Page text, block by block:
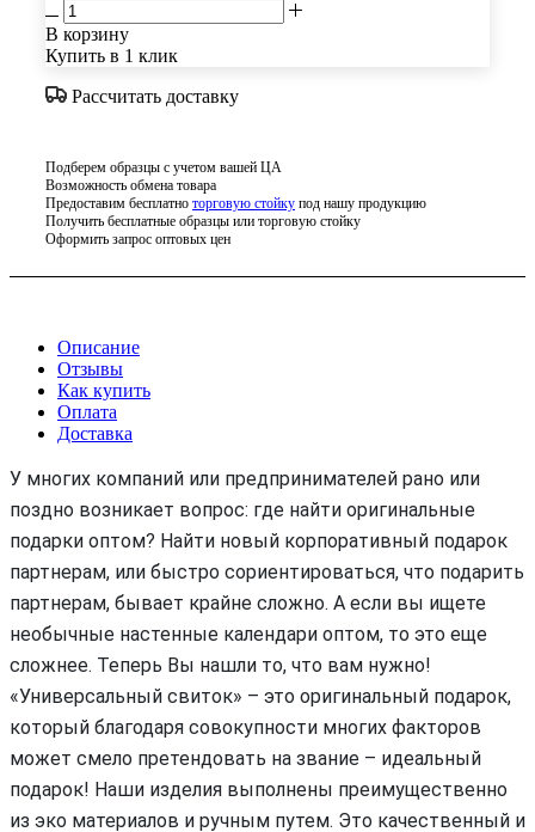
В корзину
Купить в 1 клик
Рассчитать доставку
Подберем образцы с учетом вашей ЦА
Возможность обмена товара
Предоставим бесплатно торговую стойку под нашу продукцию
Получить бесплатные образцы или торговую стойку
Оформить запрос оптовых цен
Описание
Отзывы
Как купить
Оплата
Доставка
У многих компаний или предпринимателей рано или
поздно возникает вопрос: где найти оригинальные
подарки оптом? Найти новый корпоративный подарок
партнерам, или быстро сориентироваться, что подарить
партнерам, бывает крайне сложно. А если вы ищете
необычные настенные календари оптом, то это еще
сложнее. Теперь Вы нашли то, что вам нужно!
«Универсальный свиток» – это оригинальный подарок,
который благодаря совокупности многих факторов
может смело претендовать на звание – идеальный
подарок! Наши изделия выполнены преимущественно
из эко материалов и ручным путем. Это качественный и